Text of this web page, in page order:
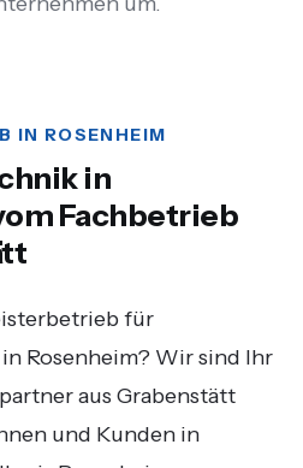
IN ROSENHEIM
in
Fachbetrieb
für
in Rosenheim? Wir sind Ihr
aus Grabenstätt
und Kunden in